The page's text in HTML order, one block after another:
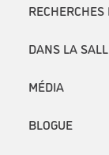
DANS LA
MÉDIA
BLOGUE